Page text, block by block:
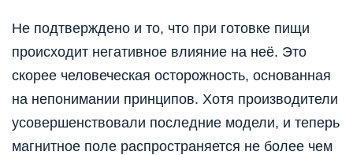
Не подтверждено и то, что при готовке пищи
происходит негативное влияние на неё. Это
скорее человеческая осторожность, основанная
на непонимании принципов. Хотя производители
усовершенствовали последние модели, и теперь
магнитное поле распространяется не более чем